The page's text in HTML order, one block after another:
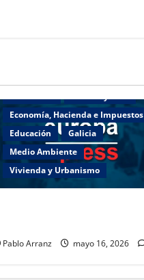
Actualidad
Cultura y Ocio
Economía, Hacienda e Impuestos
Educación
Galicia
Medio Ambiente
Vivienda y Urbanismo
Pablo Arranz mayo 16, 2026